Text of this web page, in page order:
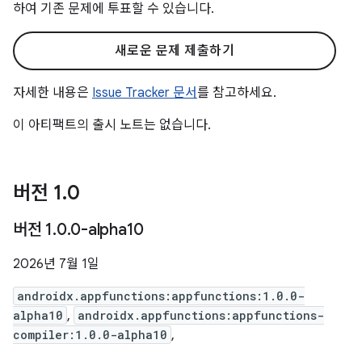
하여 기존 문제에 투표할 수 있습니다.
새로운 문제 제출하기
자세한 내용은 Issue Tracker 문서를 참고하세요.
이 아티팩트의 출시 노트는 없습니다.
버전 1.0
버전 1.0.0-alpha10
2026년 7월 1일
androidx.appfunctions:appfunctions:1.0.0-
alpha10 , androidx.appfunctions:appfunctions-
compiler:1.0.0-alpha10 ,